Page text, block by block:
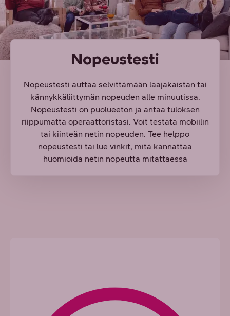
Nopeustesti
Nopeustesti auttaa selvittämään laajakaistan tai
kännykkäliittymän nopeuden alle minuutissa.
Nopeustesti on puolueeton ja antaa tuloksen
riippumatta operaattoristasi. Voit testata mobiilin
tai kiinteän netin nopeuden. Tee helppo
nopeustesti tai lue vinkit, mitä kannattaa
huomioida netin nopeutta mitattaessa